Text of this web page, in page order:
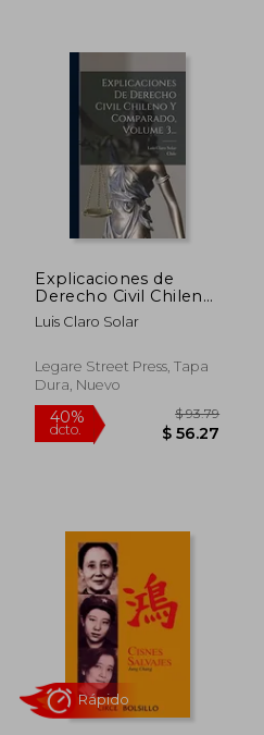
45%
dcto. $ 50.58
Explicaciones de
Derecho Civil Chileno
y Comparado,
Volume 3.
Luis Claro Solar
Legare Street Press, Tapa
Dura, Nuevo